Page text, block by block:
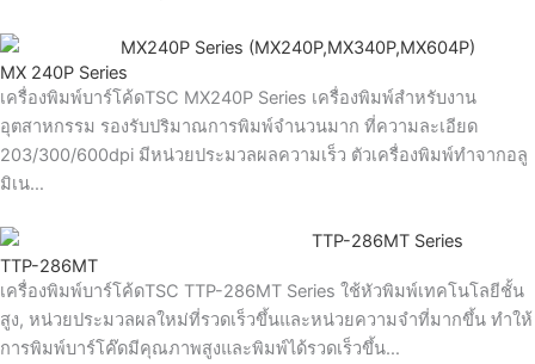
MX 240P Series
เครื่องพิมพ์บาร์โค้ดTSC MX240P Series เครื่องพิมพ์สำหรับงาน
อุตสาหกรรม รองรับปริมาณการพิมพ์จำนวนมาก ที่ความละเอียด
203/300/600dpi มีหน่วยประมวลผลความเร็ว ตัวเครื่องพิมพ์ทำจากอลู
มิเน…
TTP-286MT
เครื่องพิมพ์บาร์โค้ดTSC TTP-286MT Series ใช้หัวพิมพ์เทคโนโลยีชั้น
สูง, หน่วยประมวลผลใหม่ที่รวดเร็วขึ้นและหน่วยความจำที่มากขึ้น ทำให้
การพิมพ์บาร์โค๊ดมีคุณภาพสูงและพิมพ์ได้รวดเร็วขึ้น…